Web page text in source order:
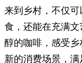
来到乡村，不仅
食，还能在充满
醇的咖啡，感受
新的消费场景，